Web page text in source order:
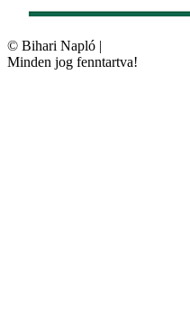
© Bihari Napló |
Minden jog fenntartva!